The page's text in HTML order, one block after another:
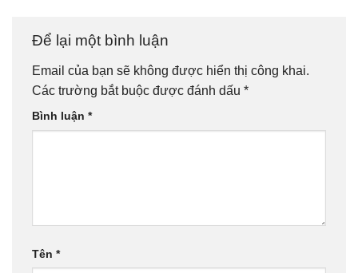
Để lại một bình luận
Email của bạn sẽ không được hiển thị công khai.
Các trường bắt buộc được đánh dấu *
Bình luận *
Tên *